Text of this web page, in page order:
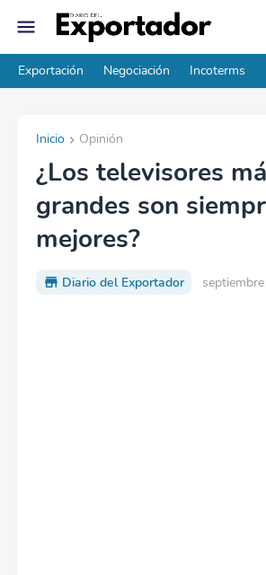
Exportación Negociación Incoterms
Inicio Opinión
¿Los televisores
grandes son
mejores?
Diario del Exportador